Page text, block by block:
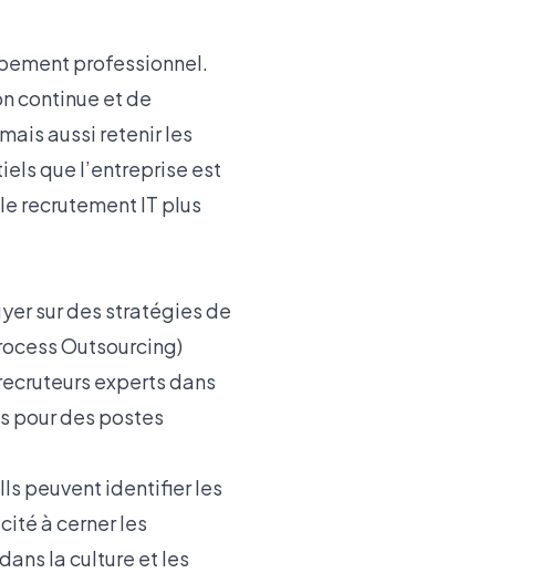
professionnel.
continue et de
aussi retenir les
que l’entreprise est
recrutement IT plus
sur des stratégies de
Outsourcing)
experts dans
pour des postes
peuvent identifier les
à cerner les
la culture et les